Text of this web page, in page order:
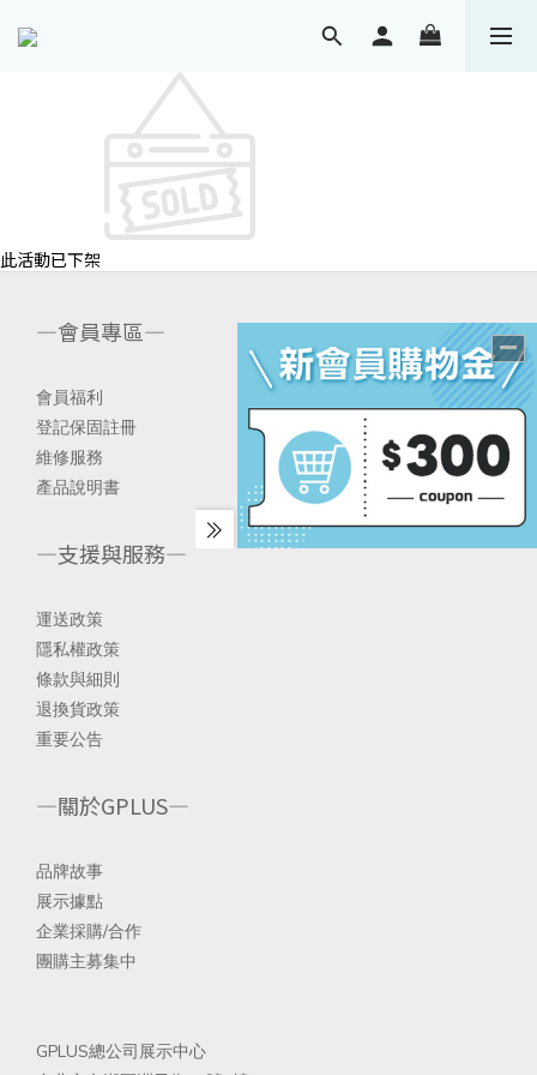
此活動已下架
—會員專區—
會員福利
登記保固註冊
維修服務
產品說明書
—支援與服務—
運送政策
隱私權政策
條款與細則
退換貨政策
重要公告
—關於GPLUS—
品牌故事
展示據點
企業採購/合作
團購主募集中
GPLUS總公司展示中心